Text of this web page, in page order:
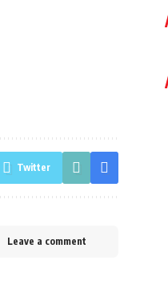
Twitter
Leave a comment